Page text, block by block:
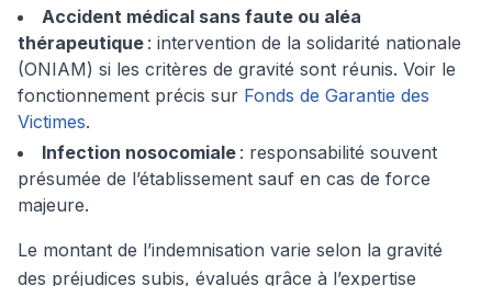
Accident médical sans faute ou aléa
thérapeutique : intervention de la solidarité nationale
(ONIAM) si les critères de gravité sont réunis. Voir le
fonctionnement précis sur Fonds de Garantie des
Victimes.
Infection nosocomiale : responsabilité souvent
présumée de l’établissement sauf en cas de force
majeure.
Le montant de l’indemnisation varie selon la gravité
des préjudices subis, évalués grâce à l’expertise